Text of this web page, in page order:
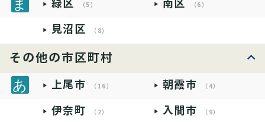
緑区 （5） 南区 （6）
見沼区 （8）
その他の市区町村
上尾市 （16） 朝霞市 （4）
伊奈町 （2） 入間市 （9）